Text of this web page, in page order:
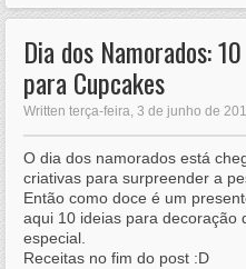
Dia dos Namorados:
para Cupcakes
Written terça-feira, 3 de junho de
O dia dos namorados está
criativas para surpreender a
Então como doce é um
aqui 10 ideias para decoração
especial.
Receitas no fim do post :D